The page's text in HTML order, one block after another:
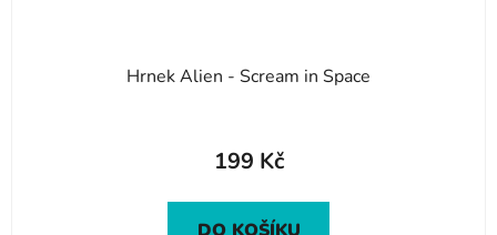
Hrnek Alien - Scream in Space
199 Kč